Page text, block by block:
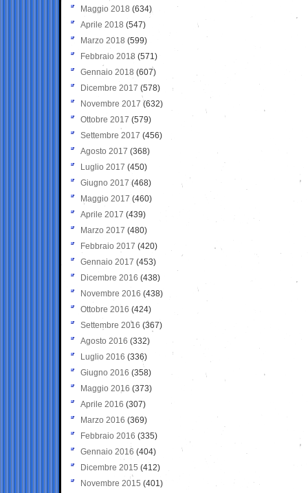
Maggio 2018 (634)
Aprile 2018 (547)
Marzo 2018 (599)
Febbraio 2018 (571)
Gennaio 2018 (607)
Dicembre 2017 (578)
Novembre 2017 (632)
Ottobre 2017 (579)
Settembre 2017 (456)
Agosto 2017 (368)
Luglio 2017 (450)
Giugno 2017 (468)
Maggio 2017 (460)
Aprile 2017 (439)
Marzo 2017 (480)
Febbraio 2017 (420)
Gennaio 2017 (453)
Dicembre 2016 (438)
Novembre 2016 (438)
Ottobre 2016 (424)
Settembre 2016 (367)
Agosto 2016 (332)
Luglio 2016 (336)
Giugno 2016 (358)
Maggio 2016 (373)
Aprile 2016 (307)
Marzo 2016 (369)
Febbraio 2016 (335)
Gennaio 2016 (404)
Dicembre 2015 (412)
Novembre 2015 (401)